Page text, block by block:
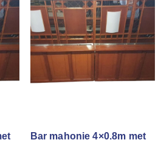
Bar mahonie 4×0.8m met